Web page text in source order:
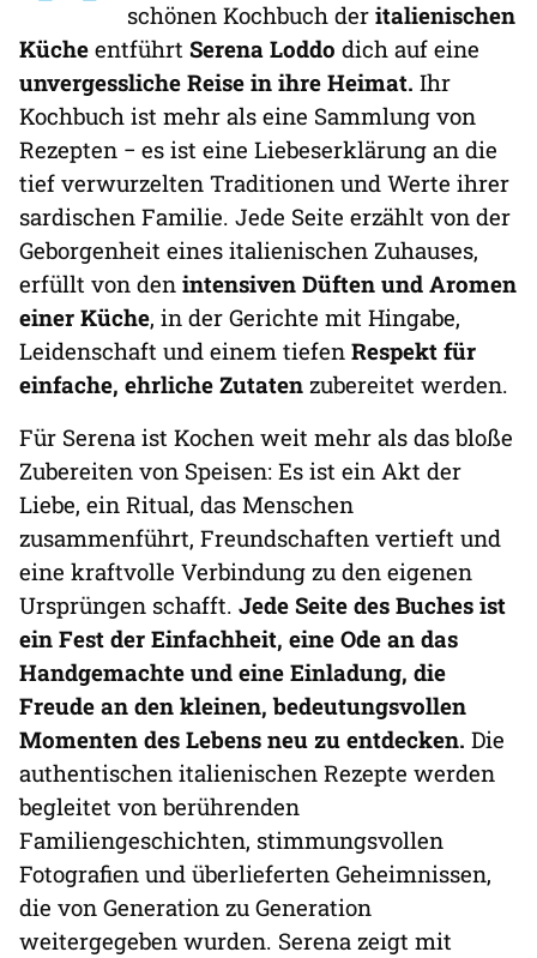
schönen Kochbuch der italienischen
Küche entführt Serena Loddo dich auf eine
unvergessliche Reise in ihre Heimat. Ihr
Kochbuch ist mehr als eine Sammlung von
Rezepten − es ist eine Liebeserklärung an die
tief verwurzelten Traditionen und Werte ihrer
sardischen Familie. Jede Seite erzählt von der
Geborgenheit eines italienischen Zuhauses,
erfüllt von den intensiven Düften und Aromen
einer Küche, in der Gerichte mit Hingabe,
Leidenschaft und einem tiefen Respekt für
einfache, ehrliche Zutaten zubereitet werden.
Für Serena ist Kochen weit mehr als das bloße
Zubereiten von Speisen: Es ist ein Akt der
Liebe, ein Ritual, das Menschen
zusammenführt, Freundschaften vertieft und
eine kraftvolle Verbindung zu den eigenen
Ursprüngen schafft. Jede Seite des Buches ist
ein Fest der Einfachheit, eine Ode an das
Handgemachte und eine Einladung, die
Freude an den kleinen, bedeutungsvollen
Momenten des Lebens neu zu entdecken. Die
authentischen italienischen Rezepte werden
begleitet von berührenden
Familiengeschichten, stimmungsvollen
Fotografien und überlieferten Geheimnissen,
die von Generation zu Generation
weitergegeben wurden. Serena zeigt mit